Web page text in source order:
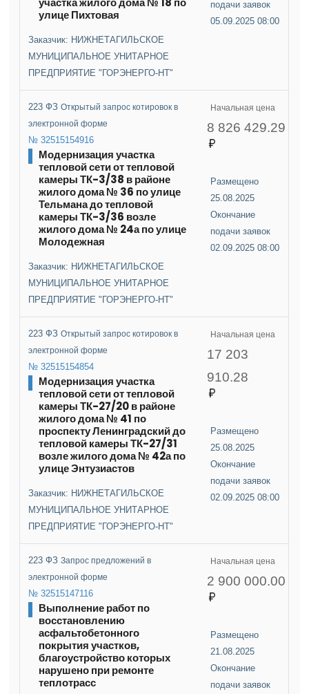
улице Пихтовая
Заказчик: НИЖНЕТАГИЛЬСКОЕ
МУНИЦИПАЛЬНОЕ УНИТАРНОЕ
ПРЕДПРИЯТИЕ "ГОРЭНЕРГО-НТ"
подачи заявок
05.09.2025 08:00
223 ФЗОткрытый запрос котировок в
электронной форме
№ 32515154916
Модернизация участка
тепловой сети от тепловой
камеры ТК-3/38 в районе
жилого дома № 36 по улице
Тельмана до тепловой
камеры ТК-3/36 возле
жилого дома № 24а по улице
Молодежная
Заказчик: НИЖНЕТАГИЛЬСКОЕ
МУНИЦИПАЛЬНОЕ УНИТАРНОЕ
ПРЕДПРИЯТИЕ "ГОРЭНЕРГО-НТ"
Начальная цена
8 826 429.29
Размещено
25.08.2025
Окончание
подачи заявок
02.09.2025 08:00
223 ФЗОткрытый запрос котировок в
электронной форме
№ 32515154854
Модернизация участка
тепловой сети от тепловой
камеры ТК-27/20 в районе
жилого дома № 41 по
проспекту Ленинградский до
тепловой камеры ТК-27/31
возле жилого дома № 42а по
улице Энтузиастов
Заказчик: НИЖНЕТАГИЛЬСКОЕ
МУНИЦИПАЛЬНОЕ УНИТАРНОЕ
ПРЕДПРИЯТИЕ "ГОРЭНЕРГО-НТ"
Начальная цена
17 203
910.28
Размещено
25.08.2025
Окончание
подачи заявок
02.09.2025 08:00
223 ФЗЗапрос предложений в
электронной форме
№ 32515147116
Выполнение работ по
восстановлению
асфальтобетонного
покрытия участков,
благоустройство которых
нарушено при ремонте
теплотрасс
Начальная цена
2 900 000.00
Размещено
21.08.2025
Окончание
подачи заявок